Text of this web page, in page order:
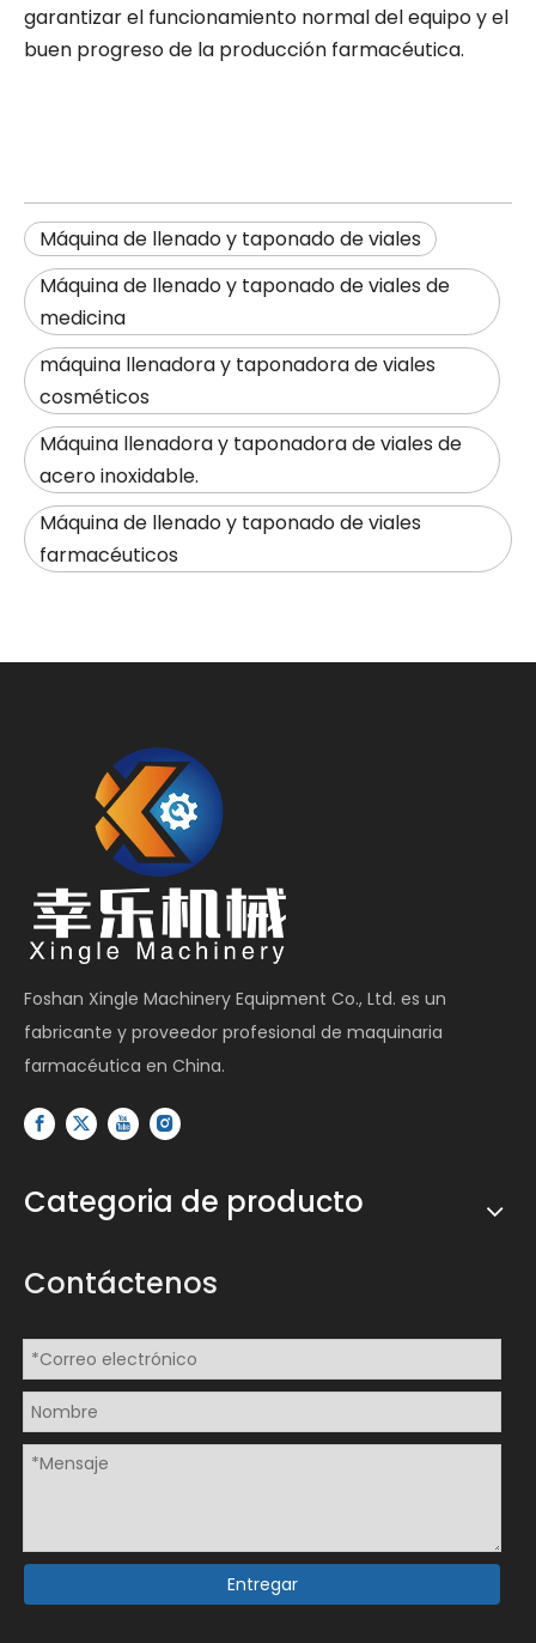
garantizar el funcionamiento normal del equipo y el
buen progreso de la producción farmacéutica.
Máquina de llenado y taponado de viales
Máquina de llenado y taponado de viales de
medicina
máquina llenadora y taponadora de viales
cosméticos
Máquina llenadora y taponadora de viales de
acero inoxidable.
Máquina de llenado y taponado de viales
farmacéuticos
Foshan Xingle Machinery Equipment Co., Ltd. es un
fabricante y proveedor profesional de maquinaria
farmacéutica en China.
Categoria de producto
Contáctenos
Entregar